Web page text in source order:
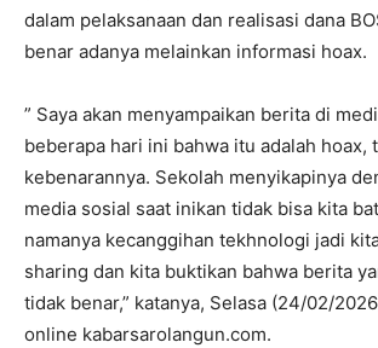
dalam pelaksanaan dan realisasi dana
benar adanya melainkan informasi hoax.
” Saya akan menyampaikan berita di
beberapa hari ini bahwa itu adalah hoax,
kebenarannya. Sekolah menyikapinya
media sosial saat inikan tidak bisa kita
namanya kecanggihan tekhnologi jadi
sharing dan kita buktikan bahwa berita
tidak benar,” katanya, Selasa (24/02/
online kabarsarolangun.com.